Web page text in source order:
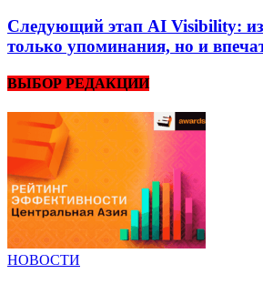
Следующий этап AI Visibility:
только упоминания, но и
ВЫБОР РЕДАКЦИИ
НОВОСТИ